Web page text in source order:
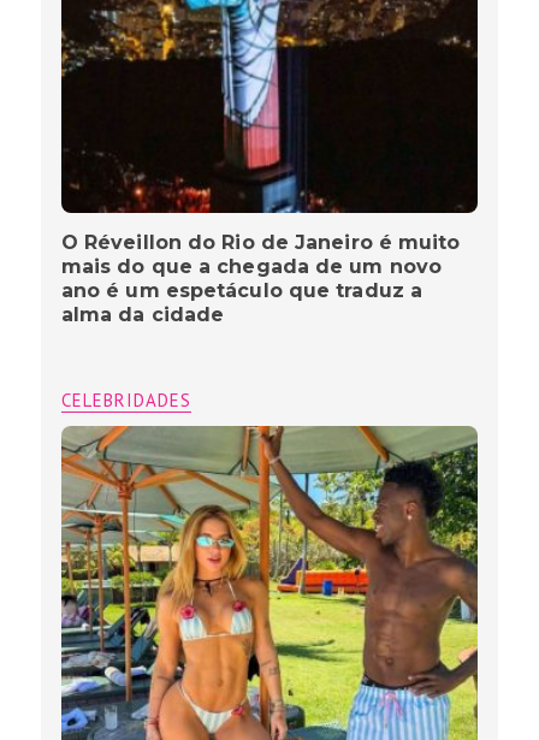
O Réveillon do Rio de Janeiro é muito
mais do que a chegada de um novo
ano é um espetáculo que traduz a
alma da cidade
CELEBRIDADES